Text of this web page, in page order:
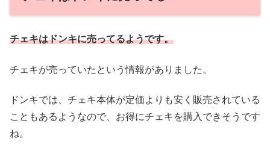
チェキはドンキに売ってるようです。
チェキが売っていたという情報がありました。
ドンキでは、チェキ本体が定価よりも安く販売されている
こともあるようなので、お得にチェキを購入できそうです
ね。